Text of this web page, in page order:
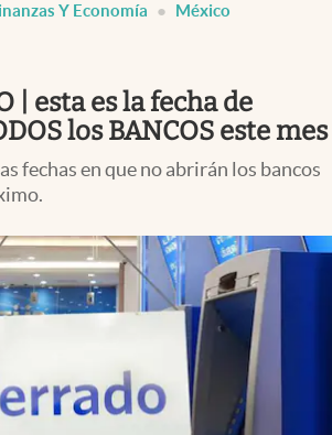
Y Economía México
| esta es la fecha de
los BANCOS este mes
fechas en que no abrirán los bancos